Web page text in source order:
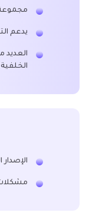
يدعم
العديد
مشكلات